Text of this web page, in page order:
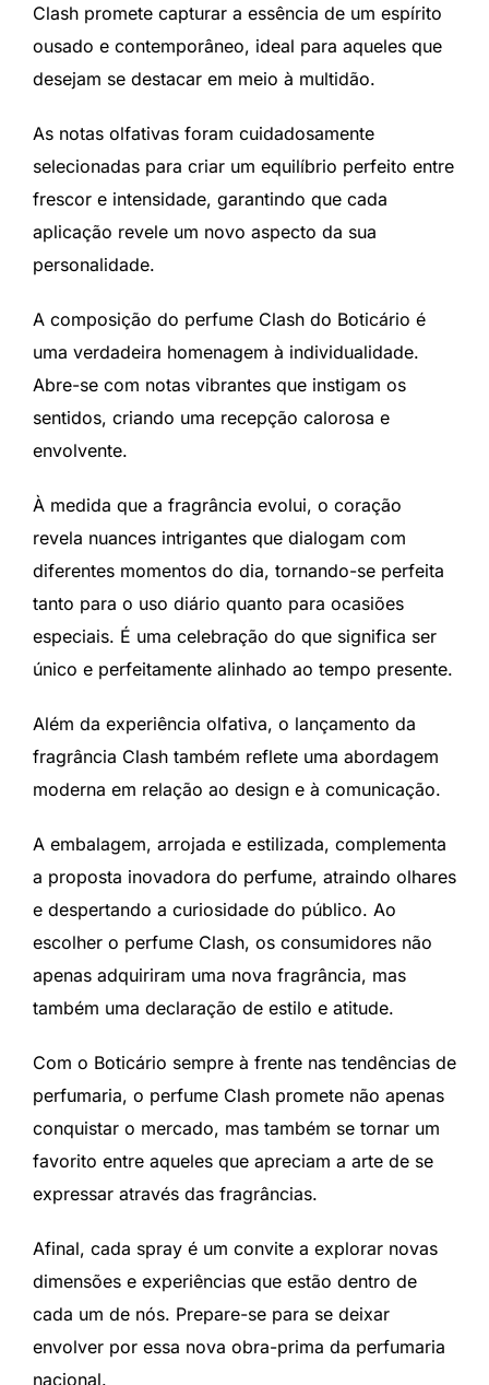
Clash promete capturar a essência de um espírito
ousado e contemporâneo, ideal para aqueles que
desejam se destacar em meio à multidão.
As notas olfativas foram cuidadosamente
selecionadas para criar um equilíbrio perfeito entre
frescor e intensidade, garantindo que cada
aplicação revele um novo aspecto da sua
personalidade.
A composição do perfume Clash do Boticário é
uma verdadeira homenagem à individualidade.
Abre-se com notas vibrantes que instigam os
sentidos, criando uma recepção calorosa e
envolvente.
À medida que a fragrância evolui, o coração
revela nuances intrigantes que dialogam com
diferentes momentos do dia, tornando-se perfeita
tanto para o uso diário quanto para ocasiões
especiais. É uma celebração do que significa ser
único e perfeitamente alinhado ao tempo presente.
Além da experiência olfativa, o lançamento da
fragrância Clash também reflete uma abordagem
moderna em relação ao design e à comunicação.
A embalagem, arrojada e estilizada, complementa
a proposta inovadora do perfume, atraindo olhares
e despertando a curiosidade do público. Ao
escolher o perfume Clash, os consumidores não
apenas adquiriram uma nova fragrância, mas
também uma declaração de estilo e atitude.
Com o Boticário sempre à frente nas tendências de
perfumaria, o perfume Clash promete não apenas
conquistar o mercado, mas também se tornar um
favorito entre aqueles que apreciam a arte de se
expressar através das fragrâncias.
Afinal, cada spray é um convite a explorar novas
dimensões e experiências que estão dentro de
cada um de nós. Prepare-se para se deixar
envolver por essa nova obra-prima da perfumaria
nacional.